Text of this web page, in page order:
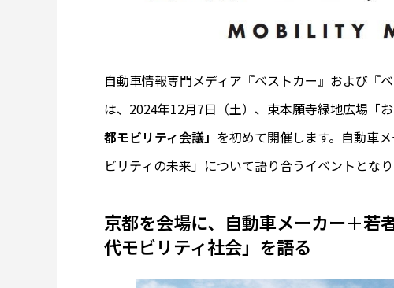
自動車情報専門メディア『ベストカー』および『
は、2024年12月7日（土）、東本願寺緑地広場「
都モビリティ会議」 を初めて開催します。自動車
ビリティの未来」について語り合うイベントとなり
京都を会場に、自動車メーカー＋若
代モビリティ社会」を語る